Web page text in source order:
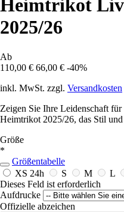
Heimtrikot
2025/26
Ab
110,00 € 66,00 € -40%
inkl. MwSt. zzgl. Versandkosten
Zeigen Sie Ihre Leidenschaft
Heimtrikot 2025/26, das Stil
Größe
*
Größentabelle
XS 24h S M L
Dieses Feld ist erforderlich
Aufdrucke
Offizielle abzeichen